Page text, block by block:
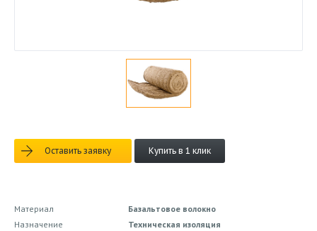
Оставить заявку Купить в 1 клик
Материал
Базальтовое волокно
Назначение
Техническая изоляция